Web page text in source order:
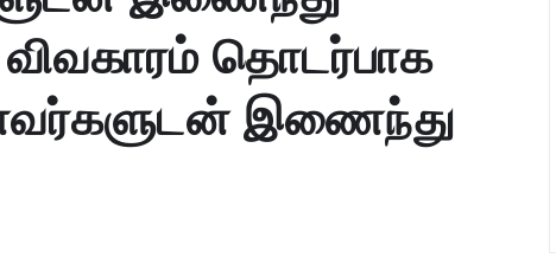
தொடர்பாக
இணைந்து